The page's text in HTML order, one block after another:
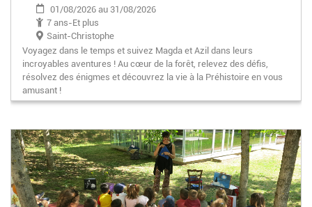
01/08/2026 au 31/08/2026
7 ans-Et plus
Saint-Christophe
Voyagez dans le temps et suivez Magda et Azil dans leurs
incroyables aventures ! Au cœur de la forêt, relevez des défis,
résolvez des énigmes et découvrez la vie à la Préhistoire en vous
amusant !